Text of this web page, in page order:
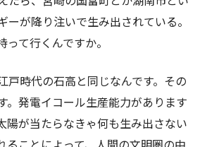
ーが降り注いで生み出されている。
て行くんですか。
戸時代の石高と同じなんです。その
。発電イコール生産能力があります
陽が当たらなきゃ何も生み出さない